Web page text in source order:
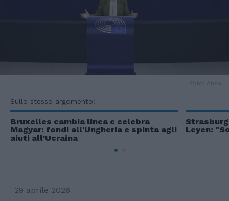
Sullo stesso argomento:
Bruxelles cambia linea e celebra
Magyar: fondi all'Ungheria e spinta agli
aiuti all'Ucraina
Leyen:
29 aprile 2026